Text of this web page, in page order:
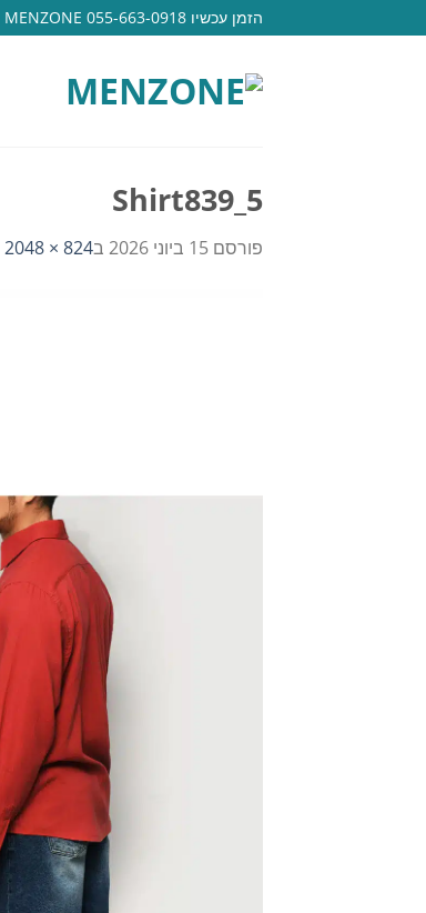
to
הזמן עכשיו 055-663-0918 MENZONE
Shirt839_5
פורסם 15 ביוני 2026 ב824 × 2048